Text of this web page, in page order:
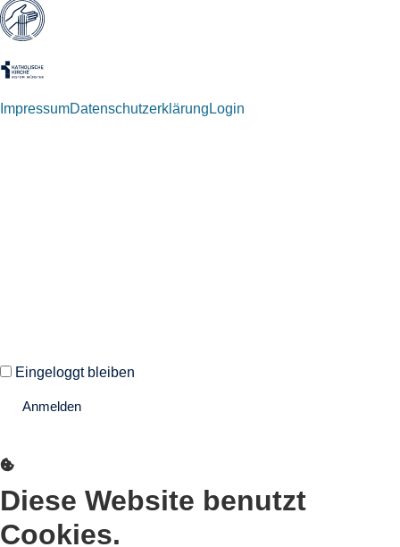
ImpressumDatenschutzerklärung Login
Eingeloggt bleiben
Anmelden
Diese Website benutzt
Cookies.